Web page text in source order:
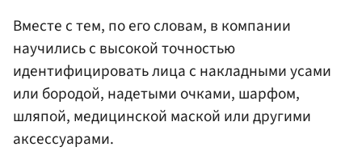
Вместе с тем, по его словам, в компании
научились с высокой точностью
идентифицировать лица с накладными усами
или бородой, надетыми очками, шарфом,
шляпой, медицинской маской или другими
аксессуарами.